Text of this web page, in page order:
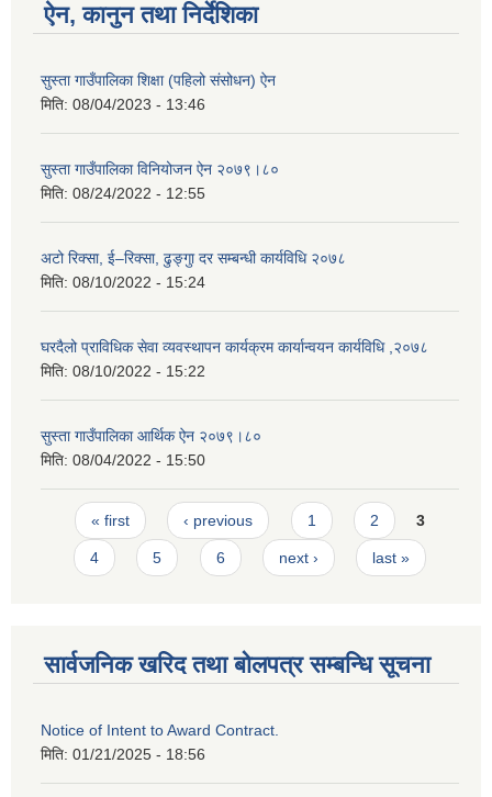
ऐन, कानुन तथा निर्देशिका
सुस्ता गाउँपालिका शिक्षा (पहिलो संसोधन) ऐन
मिति: 08/04/2023 - 13:46
सुस्ता गाउँपालिका विनियोजन ऐन २०७९।८०
मिति: 08/24/2022 - 12:55
अटो रिक्सा, ई–रिक्सा, ढुङ्गुा दर सम्बन्धी कार्यविधि २०७८
मिति: 08/10/2022 - 15:24
घरदैलो प्राविधिक सेवा व्यवस्थापन कार्यक्रम कार्यान्वयन कार्यविधि ,२०७८
मिति: 08/10/2022 - 15:22
सुस्ता गाउँपालिका आर्थिक ऐन २०७९।८०
मिति: 08/04/2022 - 15:50
Pages
« first ‹ previous 1 2 3
4 5 6 next › last »
सार्वजनिक खरिद तथा बोलपत्र सम्बन्धि सूचना
Notice of Intent to Award Contract.
मिति: 01/21/2025 - 18:56